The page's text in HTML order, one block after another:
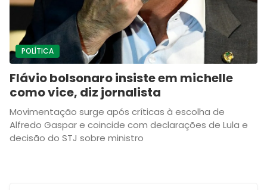
POLÍTICA
Flávio bolsonaro insiste em michelle
como vice, diz jornalista
Movimentação surge após críticas à escolha de
Alfredo Gaspar e coincide com declarações de Lula e
decisão do STJ sobre ministro